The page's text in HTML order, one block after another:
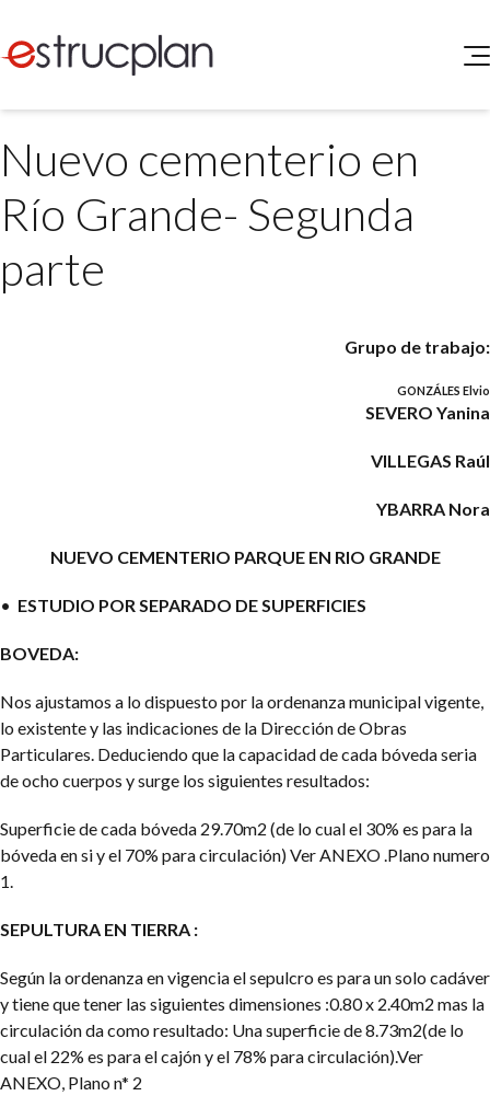
SERVICIOS
Medio Ambiente
Legislación
INGRESAR
Portal de Clientes
Nuevo cementerio en
Río Grande- Segunda
parte
Grupo de trabajo:
GONZÁLES Elvio
SEVERO Yanina
VILLEGAS Raúl
YBARRA Nora
NUEVO CEMENTERIO PARQUE EN RIO GRANDE
• ESTUDIO POR SEPARADO DE SUPERFICIES
BOVEDA:
Nos ajustamos a lo dispuesto por la ordenanza municipal vigente,
lo existente y las indicaciones de la Dirección de Obras
Particulares. Deduciendo que la capacidad de cada bóveda seria
de ocho cuerpos y surge los siguientes resultados:
Superficie de cada bóveda 29.70m2 (de lo cual el 30% es para la
bóveda en si y el 70% para circulación) Ver ANEXO .Plano numero
1.
SEPULTURA EN TIERRA :
Según la ordenanza en vigencia el sepulcro es para un solo cadáver
y tiene que tener las siguientes dimensiones :0.80 x 2.40m2 mas la
circulación da como resultado: Una superficie de 8.73m2(de lo
cual el 22% es para el cajón y el 78% para circulación).Ver
ANEXO, Plano n* 2